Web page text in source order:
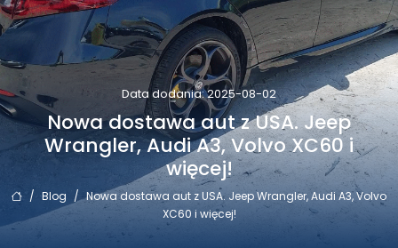
Data dodania: 2025-08-02
Nowa dostawa aut z USA. Jeep
Wrangler, Audi A3, Volvo XC60 i
więcej!
/ Blog / Nowa dostawa aut z USA. Jeep Wrangler, Audi A3, Volvo
XC60 i więcej!